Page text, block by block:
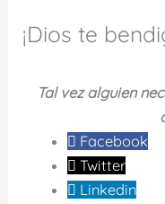
¡Dios te
Tal vez alguien
Facebook
Twitter
Linkedin